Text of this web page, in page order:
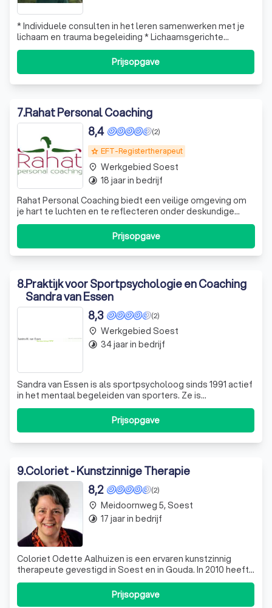
* Individuele consulten in het leren samenwerken met je
lichaam en trauma begeleiding * Lichaamsgerichte
coaching bij pijnklachten * Belichaamde meditatie
begeleiding voor mensen die willen leren mediteren op
een moeiteloze manier * Lichaamswerk voor groepen als
Prijsopgave
7.Rahat Personal Coaching
grade EFT-Registertherapeut
(2)
8,4
Rahat Personal Coaching biedt een veilige omgeving om
je hart te luchten en te reflecteren onder deskundige
begeleiding. Je voelt je begrepen, krijgt een dieper inzicht
in je situatie en mogelijkheden, zodat je in beweging kunt
komen. Eén gesprek maakt dikwijls al duidelijk wat de
onderliggende oorz
Prijsopgave
place Werkgebied Soest
timelapse 18 jaar in bedrijf
8.Praktijk voor Sportpsychologie en Coaching
Sandra van Essen
(2)
8,3
Sandra van Essen is als sportpsycholoog sinds 1991 actief
in het mentaal begeleiden van sporters. Ze is
PSYCHOLOOG NIP, aangesloten bij de VSPN en lid van de
SSP (de Samenwerkende Sportpsychologen). Sandra
heeft zelf in het verleden intensief atletiek beoefend en
Prijsopgave
place Werkgebied Soest
timelapse 34 jaar in bedrijf
9.Coloriet - Kunstzinnige Therapie
(2)
8,2
Coloriet Odette Aalhuizen is een ervaren kunstzinnig
therapeute gevestigd in Soest en in Gouda. In 2010 heeft
zij haar praktijk Coloriet gestart en vanaf 2018 is zij tevens
werkzaam bij therapeuticum Calendula in Gouda. Haar
intentie is om al haar aandacht te kunnen richten op de
Prijsopgave
place Meidoornweg 5, Soest
timelapse 17 jaar in bedrijf